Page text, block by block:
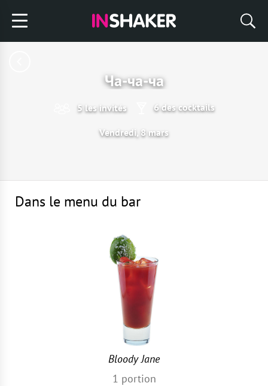
Ча-ча-ча
5 les invités 6 des cocktails
Vendredi, 8 mars
Dans le menu du bar
Bloody Jane
1 portion